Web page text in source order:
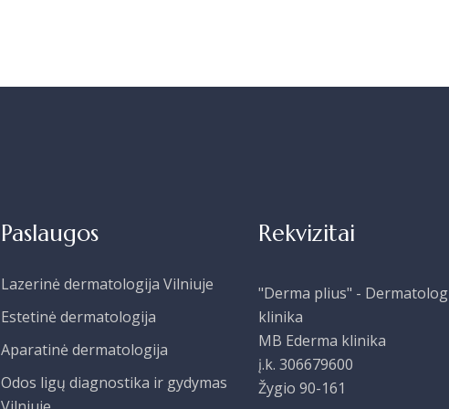
Paslaugos
Lazerinė dermatologija Vilniuje
Estetinė dermatologija
Aparatinė dermatologija
Odos ligų diagnostika ir gydymas
Rekvizitai
"Derma plius" -
klinika
MB Ederma klinika
į.k. 306679600
Žygio 90-161